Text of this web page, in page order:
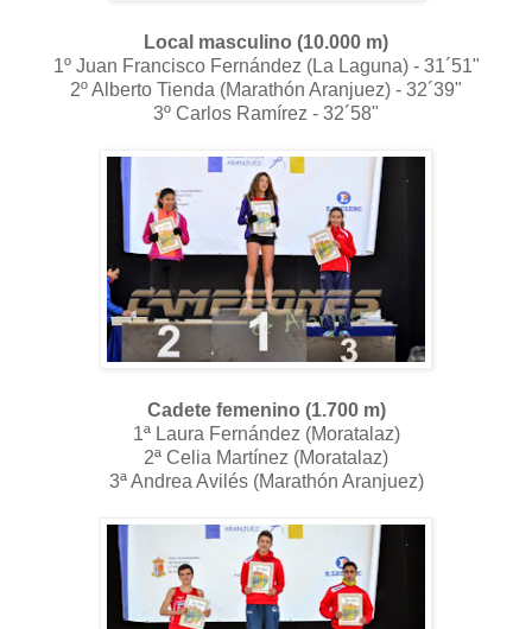
Local masculino (10.000 m)
1º Juan Francisco Fernández (La Laguna) - 31´51"
2º Alberto Tienda (Marathón Aranjuez) - 32´39"
3º Carlos Ramírez - 32´58"
Cadete femenino (1.700 m)
1ª Laura Fernández (Moratalaz)
2ª Celia Martínez (Moratalaz)
3ª Andrea Avilés (Marathón Aranjuez)